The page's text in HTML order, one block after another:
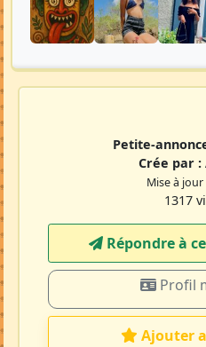
Petite-
Crée par :
Mise à
1317
Répondre à
Profil
Ajouter